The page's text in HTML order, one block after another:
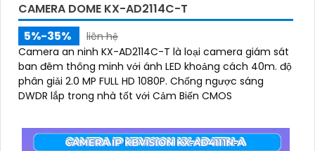
CAMERA DOME KX-AD2114C-T
5%-35%
liên hệ
Camera an ninh KX-AD2114C-T là loại camera giám sát
ban đêm thông minh với ánh LED khoảng cách 40m. độ
phân giải 2.0 MP FULL HD 1080P. Chống ngược sáng
DWDR lắp trong nhà tốt với Cảm Biến CMOS